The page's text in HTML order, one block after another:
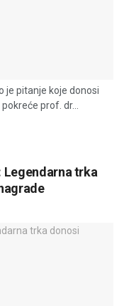
je pitanje koje donosi
prof. dr...
trka